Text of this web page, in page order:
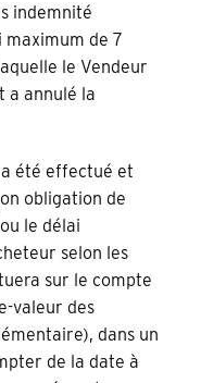
indemnité
maximum de 7
le Vendeur
a annulé la
été effectué et
obligation de
le délai
selon les
sur le compte
valeur des
dans un
de la date à